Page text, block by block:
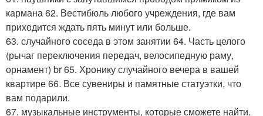
кармана 62. Вестибюль любого учреждения, где вам
приходится ждать пять минут или больше.
63. случайного соседа в этом занятии 64. Часть целого
(рычаг переключения передач, велосипедную раму,
орнамент) br 65. Хронику случайного вечера в вашей
квартире 66. Все сувениры и памятные статуэтки, что
вам подарили.
67. музыкальные инструменты, которые сможете найти.